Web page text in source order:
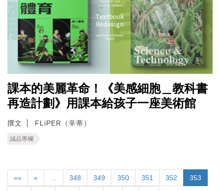
課本的美麗革命！《美感細胞＿教科書
再造計劃》用課本給孩子一座美術館
撰文 FLiPER（辛蒂）
誠品專欄
«« « 348 349 350 351 352 353